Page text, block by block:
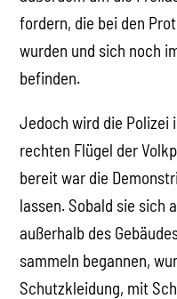
fordern, die bei den
wurden und sich noch
befinden.
Jedoch wird die Polizei
rechten Flügel der
bereit war die
lassen. Sobald sie sich
außerhalb des
sammeln begannen,
Schutzkleidung, mit